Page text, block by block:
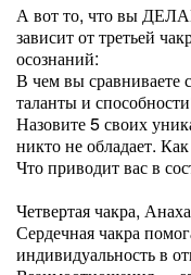
А вот то, что вы
зависит от третьей
осознаний:
В чем вы сравниваете
таланты и
Назовите 5 своих
никто не обладает.
Что приводит вас в
Четвертая чакра,
Сердечная чакра
индивидуальность в